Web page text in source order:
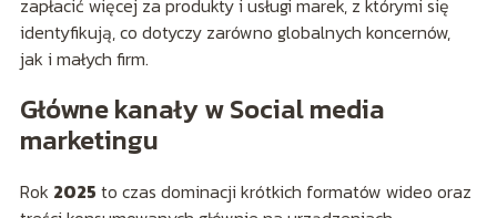
identyfikują, co dotyczy zarówno globalnych koncernów,
jak i małych firm.
Główne kanały w Social media
marketingu
Rok 2025 to czas dominacji krótkich formatów wideo oraz